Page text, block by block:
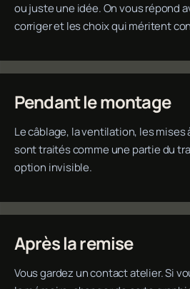
ou juste une idée. On vous répond
corriger et les choix qui méritent
Pendant le montage
Le câblage, la ventilation, les mises
sont traités comme une partie du
option invisible.
Après la remise
Vous gardez un contact atelier. Si